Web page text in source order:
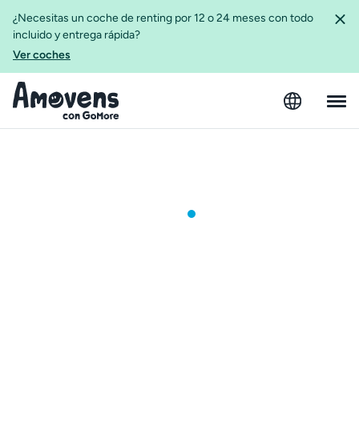
¿Necesitas un coche de renting por 12 o 24 meses con todo
incluido y entrega rápida?
Ver coches